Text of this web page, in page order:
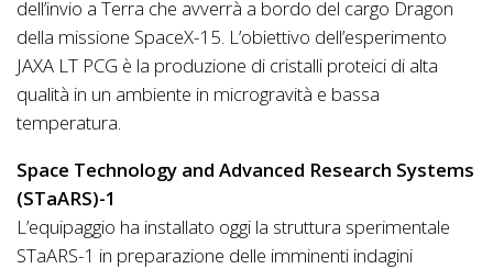
dell’invio a Terra che avverrà a bordo del cargo Dragon
della missione SpaceX-15. L’obiettivo dell’esperimento
JAXA LT PCG è la produzione di cristalli proteici di alta
qualità in un ambiente in microgravità e bassa
temperatura.
Space Technology and Advanced Research Systems
(STaARS)-1
L’equipaggio ha installato oggi la struttura sperimentale
STaARS-1 in preparazione delle imminenti indagini